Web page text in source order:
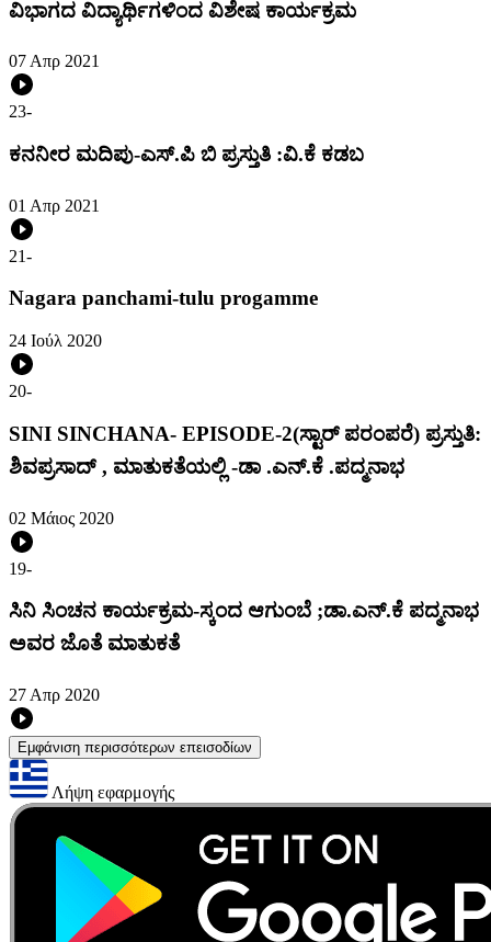
ವಿಭಾಗದ ವಿದ್ಯಾರ್ಥಿಗಳಿಂದ ವಿಶೇಷ ಕಾರ್ಯಕ್ರಮ
07 Απρ 2021
23-
ಕನನೀರ ಮದಿಪು-ಎಸ್.ಪಿ ಬಿ ಪ್ರಸ್ತುತಿ :ವಿ.ಕೆ ಕಡಬ
01 Απρ 2021
21-
Nagara panchami-tulu progamme
24 Ιούλ 2020
20-
SINI SINCHANA- EPISODE-2(ಸ್ಟಾರ್ ಪರಂಪರೆ) ಪ್ರಸ್ತುತಿ:
ಶಿವಪ್ರಸಾದ್ , ಮಾತುಕತೆಯಲ್ಲಿ -ಡಾ .ಎನ್.ಕೆ .ಪದ್ಮನಾಭ
02 Μάιος 2020
19-
ಸಿನಿ ಸಿಂಚನ ಕಾರ್ಯಕ್ರಮ-ಸ್ಕಂದ ಆಗುಂಬೆ ;ಡಾ.ಎನ್.ಕೆ ಪದ್ಮನಾಭ
ಅವರ ಜೊತೆ ಮಾತುಕತೆ
27 Απρ 2020
Εμφάνιση περισσότερων επεισοδίων
Λήψη εφαρμογής